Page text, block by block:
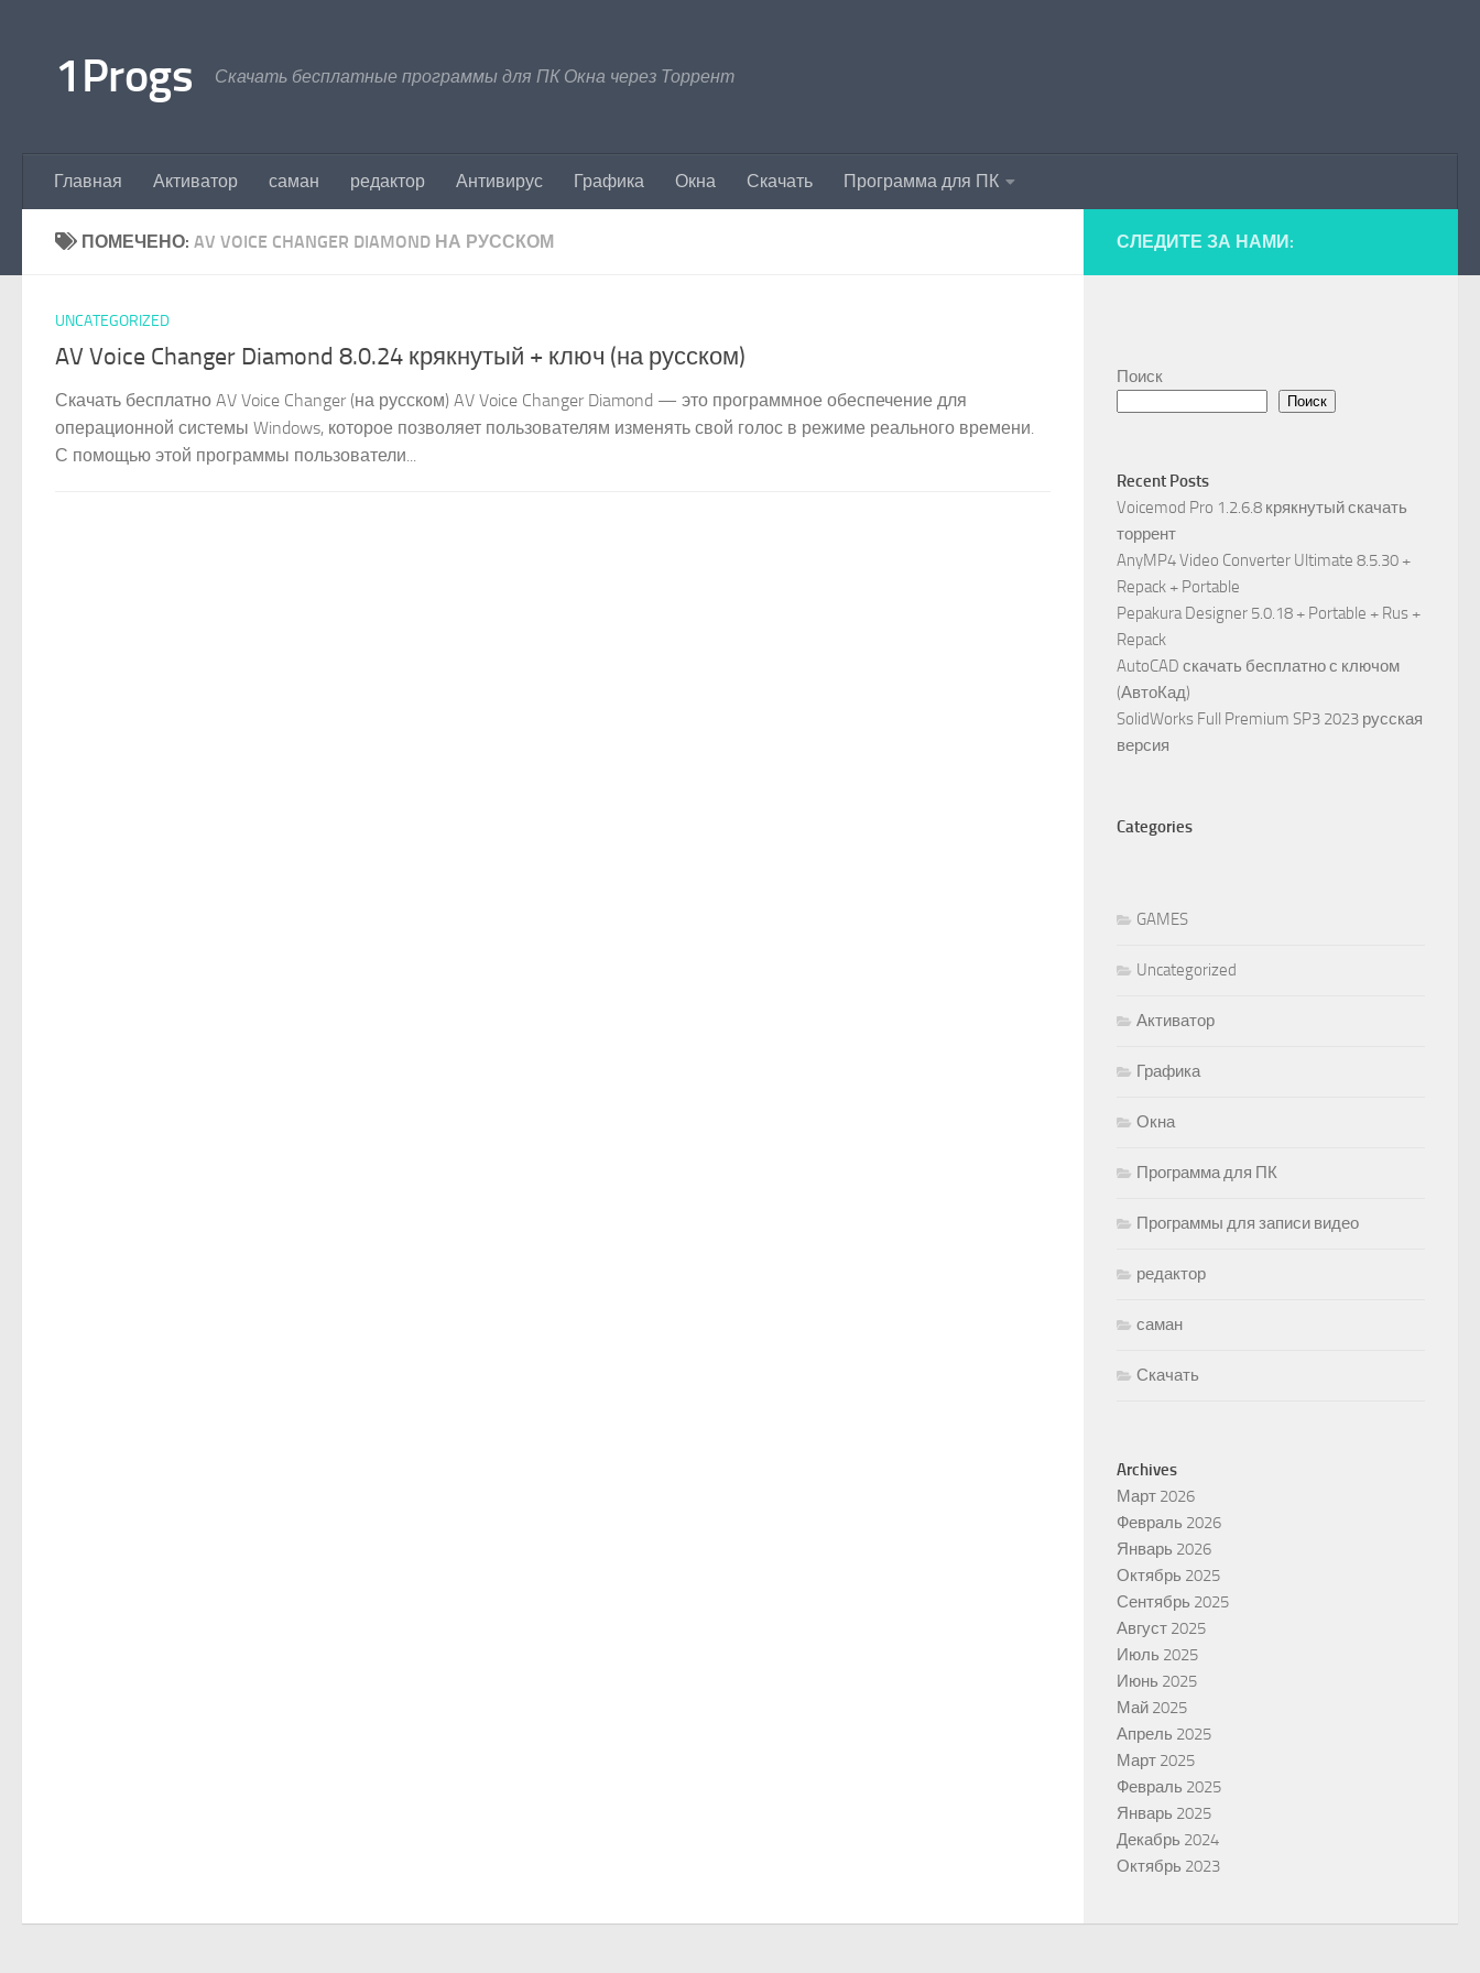
1Progs Скачать бесплатные программы для ПК Окна через Торрент
Главная Активатор саман редактор Антивирус Графика Окна Скачать Программа для ПК
ПОМЕЧЕНО: AV VOICE CHANGER DIAMOND НА РУССКОМ
UNCATEGORIZED
AV Voice Changer Diamond 8.0.24 крякнутый + ключ (на русском)
Скачать бесплатно AV Voice Changer (на русском) AV Voice Changer Diamond — это программное обеспечение для
операционной системы Windows, которое позволяет пользователям изменять свой голос в режиме реального времени.
С помощью этой программы пользователи...
СЛЕДИТЕ ЗА НАМИ:
Поиск
Поиск
Recent Posts
Voicemod Pro 1.2.6.8 крякнутый скачать
торрент
AnyMP4 Video Converter Ultimate 8.5.30 +
Repack + Portable
Pepakura Designer 5.0.18 + Portable + Rus +
Repack
AutoCAD скачать бесплатно с ключом
(АвтоКад)
SolidWorks Full Premium SP3 2023 русская
версия
Categories
GAMES
Uncategorized
Активатор
Графика
Окна
Программа для ПК
Программы для записи видео
редактор
саман
Скачать
Archives
Март 2026
Февраль 2026
Январь 2026
Октябрь 2025
Сентябрь 2025
Август 2025
Июль 2025
Июнь 2025
Май 2025
Апрель 2025
Март 2025
Февраль 2025
Январь 2025
Декабрь 2024
Октябрь 2023